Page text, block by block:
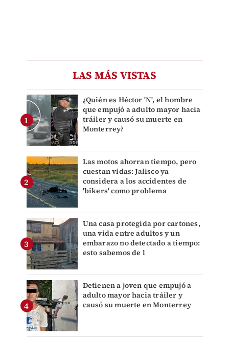
LAS MÁS VISTAS
¿Quién es Héctor 'N', el hombre
que empujó a adulto mayor hacia
tráiler y causó su muerte en
Monterrey?
Las motos ahorran tiempo, pero
cuestan vidas: Jalisco ya
considera a los accidentes de
'bikers' como problema
Una casa protegida por cartones,
una vida entre adultos y un
embarazo no detectado a tiempo:
esto sabemos de l
Detienen a joven que empujó a
adulto mayor hacia tráiler y
causó su muerte en Monterrey